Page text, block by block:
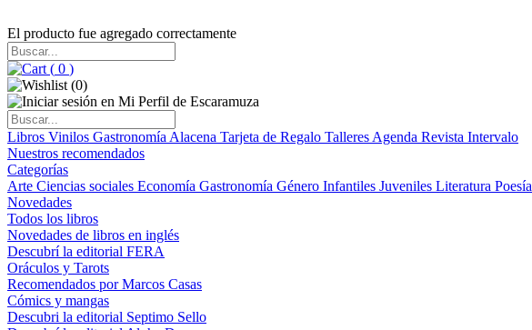
El producto fue agregado correctamente
( 0 )
(0)
Libros Vinilos Gastronomía Alacena Tarjeta de Regalo Talleres Agenda Revista Intervalo
Nuestros recomendados
Categorías
Arte Ciencias sociales Economía Gastronomía Género Infantiles Juveniles Literatura Poesía
Novedades
Todos los libros
Novedades de libros en inglés
Descubrí la editorial FERA
Oráculos y Tarots
Recomendados por Marcos Casas
Cómics y mangas
Descubri la editorial Septimo Sello